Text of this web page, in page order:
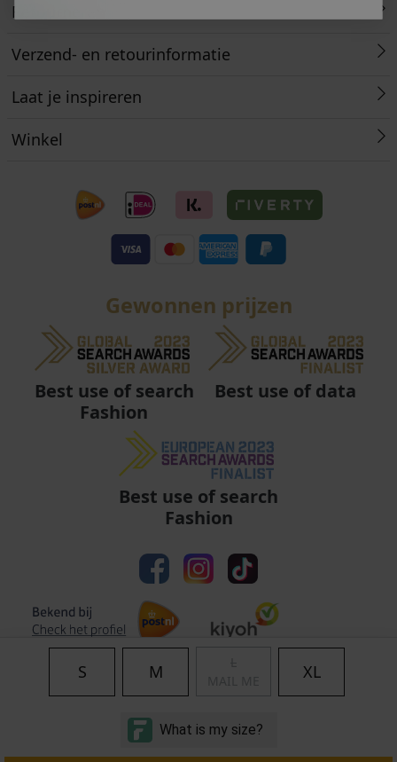
S M XL
Retourneren
Verzend- en retourinformatie
Laat je inspireren
Winkel
Gewonnen prijzen
Best use of search
Fashion
Best use of data
Best use of search
Fashion
Algemene voorwaarden | Privacy
© Copyright 2011 - 2026 Soccerfanshop